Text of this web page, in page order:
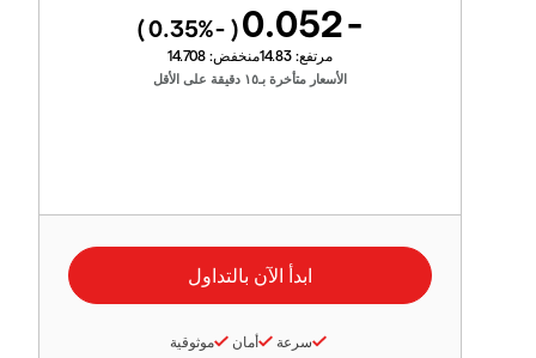
-0.052
(
-0.35
%)
مرتفع: 14.83منخفض: 14.708
الأسعار متأخرة بـ١٥ دقيقة على الأقل
سرعة أمان موثوقية